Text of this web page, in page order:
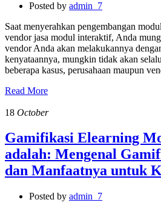
Posted by admin_7
Saat menyerahkan pengembangan
vendor jasa modul interaktif, Anda
vendor Anda akan melakukannya
kenyataannya, mungkin tidak akan
beberapa kasus, perusahaan maupun
Read More
18 October
Gamifikasi Elearning
adalah: Mengenal
dan Manfaatnya untuk
Posted by admin_7